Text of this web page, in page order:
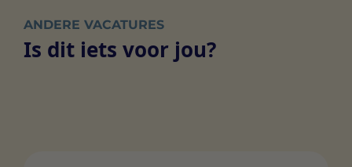
ANDERE VACATURES
Is dit iets voor jou?